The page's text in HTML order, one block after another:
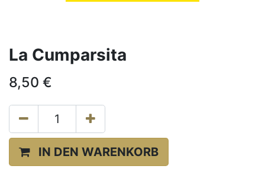
La Cumparsita
8,50 €
IN DEN WARENKORB